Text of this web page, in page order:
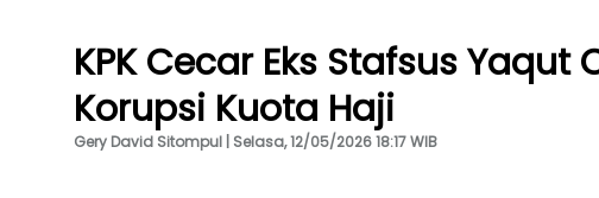
KPK Cecar Eks Stafsus
Korupsi Kuota Haji
Gery David Sitompul | Selasa, 12/05/2026 18:17 WIB